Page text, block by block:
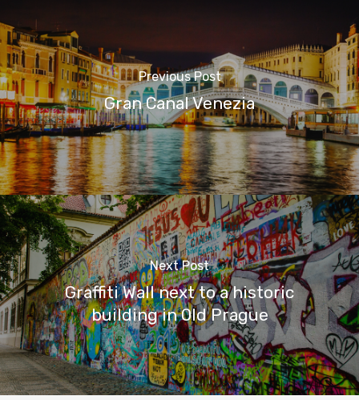
Previous Post
Gran Canal Venezia
Next Post
Graffiti Wall next to a historic
building in Old Prague